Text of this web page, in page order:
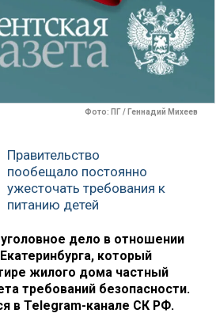
Фото: ПГ / Геннадий Михеев
Правительство
пообещало постоянно
ужесточать требования к
питанию детей
дело в отношении
который
жилого дома частный
требований безопасности.
в Telegram-канале СК РФ.